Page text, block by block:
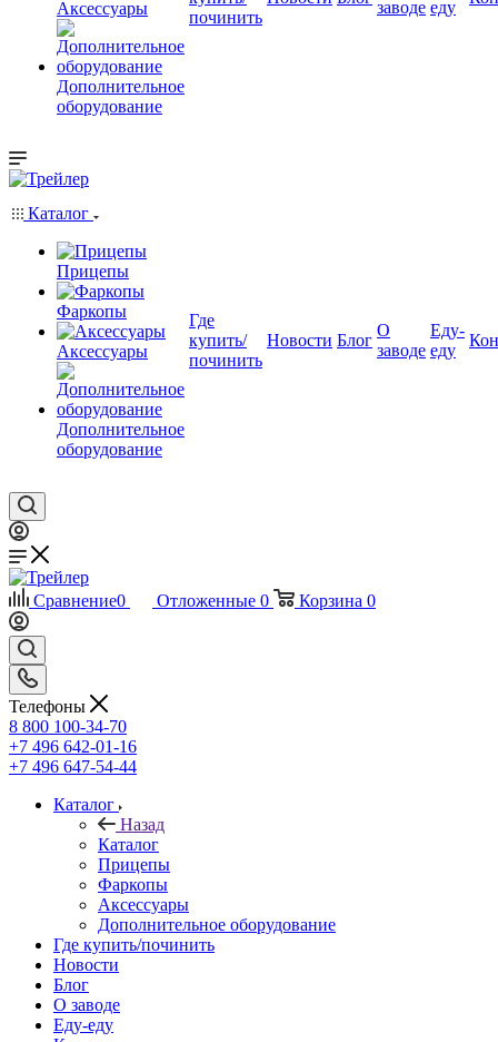
Аксессуары
Дополнительное
оборудование
починить
заводе еду
Каталог
Прицепы
Фаркопы
Аксессуары
Дополнительное
оборудование
Где
купить/
починить
Новости Блог
О
заводе
Еду-
еду
Сравнение0 Отложенные 0 Корзина 0
Телефоны
8 800 100-34-70
+7 496 642-01-16
+7 496 647-54-44
Каталог
Назад
Каталог
Прицепы
Фаркопы
Аксессуары
Дополнительное оборудование
Где купить/починить
Новости
Блог
О заводе
Еду-еду